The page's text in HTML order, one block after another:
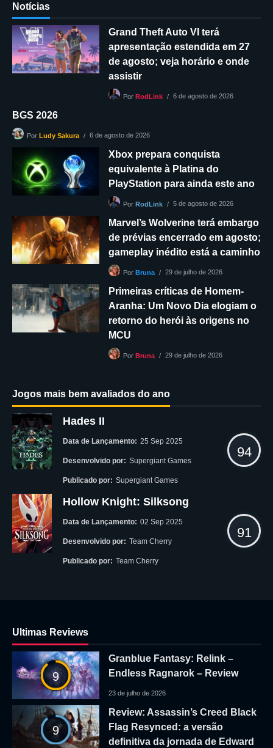
Notícias
Grand Theft Auto VI terá
apresentação estendida em 27
de agosto; veja horário e onde
assistir
Por RodLink 6 de agosto de 2026
BGS 2026
Por Ludy Sakura 6 de agosto de 2026
Xbox prepara conquista
equivalente à Platina do
PlayStation para ainda este ano
Por RodLink 5 de agosto de 2026
Marvel’s Wolverine terá embargo
de prévias encerrado em agosto;
gameplay inédito está a caminho
Por Bruna 29 de julho de 2026
Primeiras críticas de Homem-
Aranha: Um Novo Dia elogiam o
retorno do herói às origens no
MCU
Por Bruna 29 de julho de 2026
Jogos mais bem avaliados do ano
Hades II
Data de Lançamento: 25 Sep 2025
Desenvolvido por: Supergiant Games
Publicado por: Supergiant Games
94
Hollow Knight: Silksong
Data de Lançamento: 02 Sep 2025
Desenvolvido por: Team Cherry
Publicado por: Team Cherry
91
Ultimas Reviews
9
Granblue Fantasy: Relink –
Endless Ragnarok – Review
23 de julho de 2026
9
Review: Assassin’s Creed Black
Flag Resynced: a versão
definitiva da jornada de Edward